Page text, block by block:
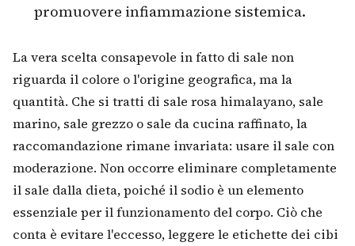
promuovere infiammazione sistemica.
La vera scelta consapevole in fatto di sale non
riguarda il colore o l'origine geografica, ma la
quantità. Che si tratti di sale rosa himalayano, sale
marino, sale grezzo o sale da cucina raffinato, la
raccomandazione rimane invariata: usare il sale con
moderazione. Non occorre eliminare completamente
il sale dalla dieta, poiché il sodio è un elemento
essenziale per il funzionamento del corpo. Ciò che
conta è evitare l'eccesso, leggere le etichette dei cibi